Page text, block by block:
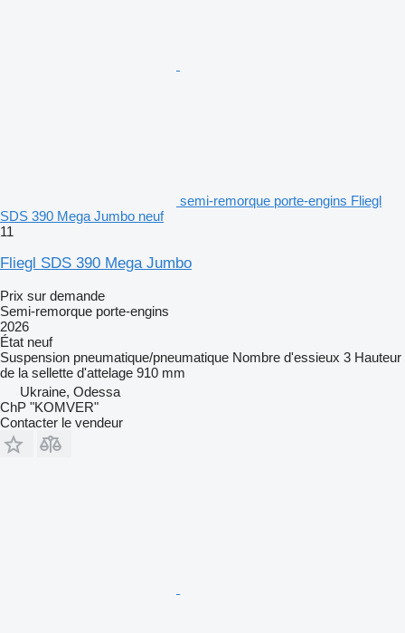
semi-remorque porte-engins Fliegl
SDS 390 Mega Jumbo neuf
11
Fliegl SDS 390 Mega Jumbo
Prix sur demande
Semi-remorque porte-engins
2026
État neuf
Suspension pneumatique/pneumatique Nombre d'essieux 3 Hauteur
de la sellette d'attelage 910 mm
Ukraine, Odessa
ChP "KOMVER"
Contacter le vendeur